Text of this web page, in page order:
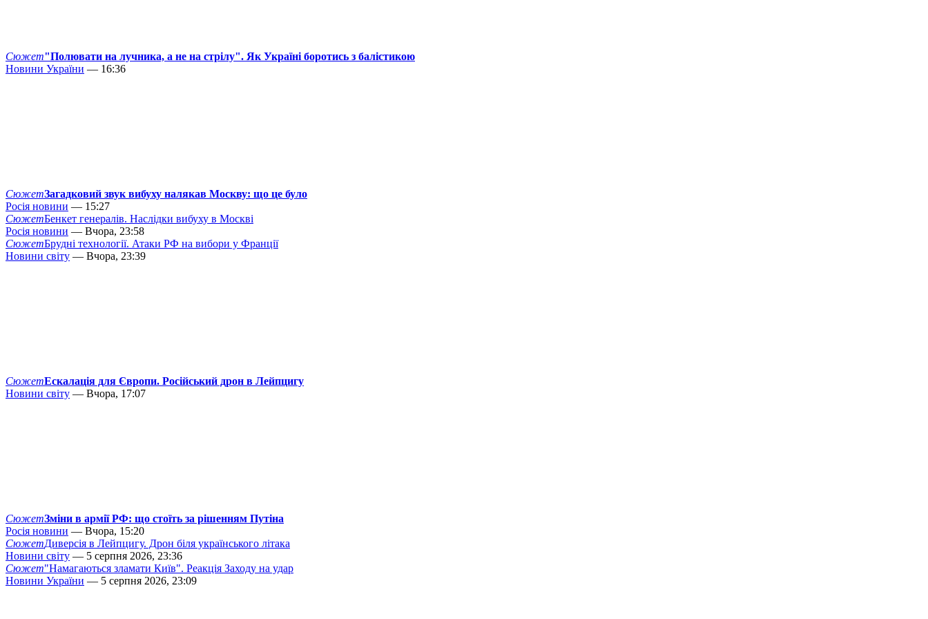
Сюжет"Полювати на лучника, а не на стрілу". Як Україні боротись з балістикою
Новини України — 16:36
СюжетЗагадковий звук вибуху налякав Москву: що це було
Росія новини — 15:27
СюжетБенкет генералів. Наслідки вибуху в Москві
Росія новини — Вчора, 23:58
СюжетБрудні технології. Атаки РФ на вибори у Франції
Новини світу — Вчора, 23:39
СюжетЕскалація для Європи. Російський дрон в Лейпцигу
Новини світу — Вчора, 17:07
СюжетЗміни в армії РФ: що стоїть за рішенням Путіна
Росія новини — Вчора, 15:20
СюжетДиверсія в Лейпцигу. Дрон біля українського літака
Новини світу — 5 серпня 2026, 23:36
Сюжет"Намагаються зламати Київ". Реакція Заходу на удар
Новини України — 5 серпня 2026, 23:09